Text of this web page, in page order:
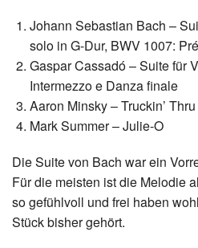
Johann Sebastian Bach –
solo in G-Dur, BWV 1007:
Gaspar Cassadó – Suite für
Intermezzo e Danza finale
Aaron Minsky – Truckin’
Mark Summer – Julie-O
Die Suite von Bach war ein
Für die meisten ist die Melodie
so gefühlvoll und frei haben
Stück bisher gehört.